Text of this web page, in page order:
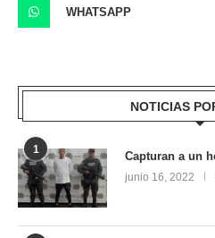
WHATSAPP
NOTICIAS
1 Capturan a un
junio 16, 2022